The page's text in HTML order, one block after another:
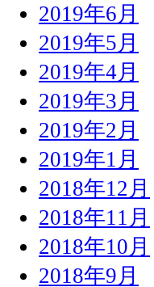
2019年6月
2019年5月
2019年4月
2019年3月
2019年2月
2019年1月
2018年12月
2018年11月
2018年10月
2018年9月